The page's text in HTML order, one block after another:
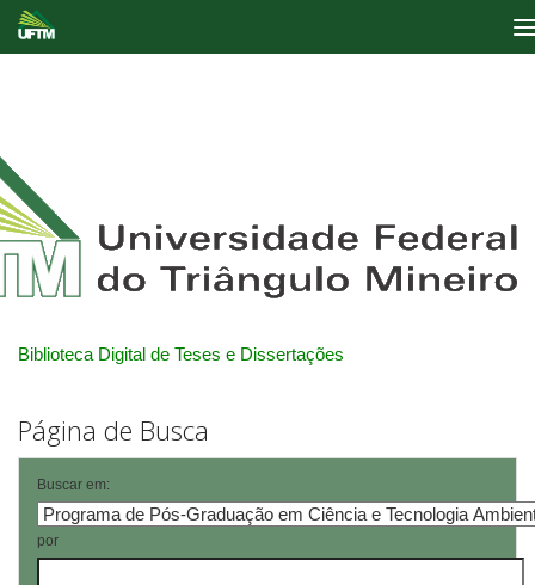
Biblioteca Digital de Teses e Dissertações
Página de Busca
Buscar em:
por